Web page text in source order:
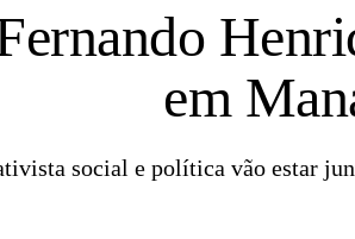
em
social e política vão estar